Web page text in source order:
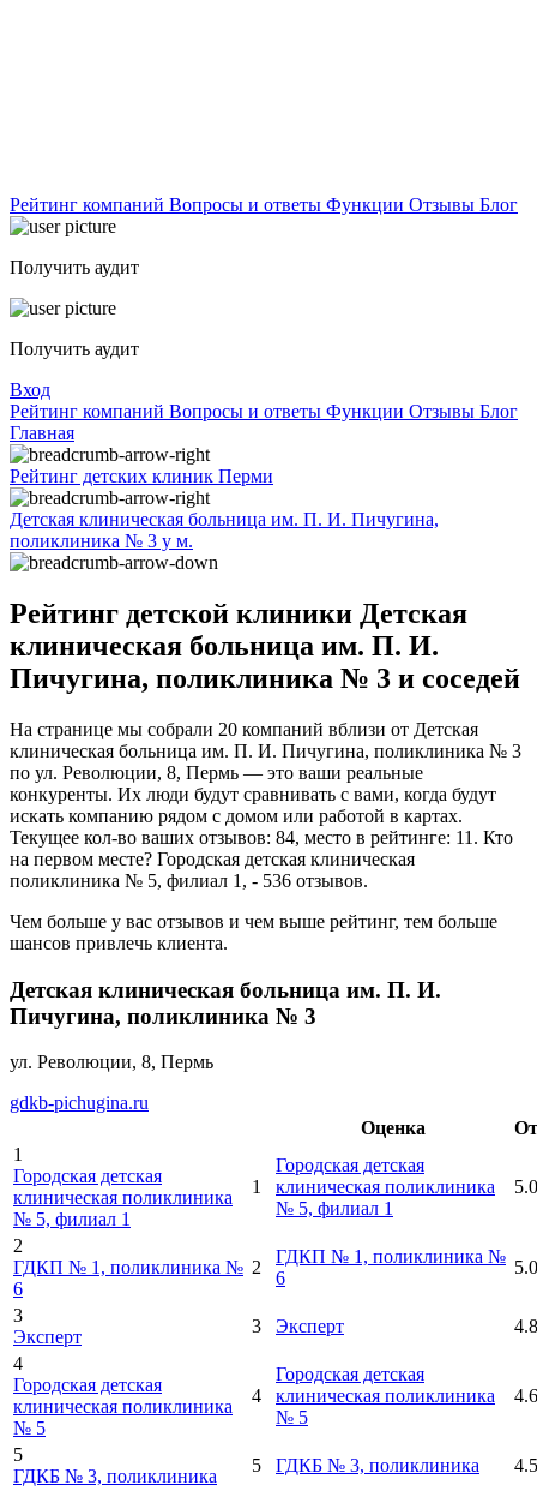
Рейтинг компаний Вопросы и ответы Функции Отзывы Блог
Получить аудит
Получить аудит
Вход
Рейтинг компаний Вопросы и ответы Функции Отзывы Блог
Главная
Рейтинг детских клиник Перми
Детская клиническая больница им. П. И. Пичугина,
поликлиника № 3 у м.
Рейтинг детской клиники Детская
клиническая больница им. П. И.
Пичугина, поликлиника № 3 и соседей
На странице мы собрали 20 компаний вблизи от Детская
клиническая больница им. П. И. Пичугина, поликлиника № 3
по ул. Революции, 8, Пермь — это ваши реальные
конкуренты. Их люди будут сравнивать с вами, когда будут
искать компанию рядом с домом или работой в картах.
Текущее кол-во ваших отзывов: 84, место в рейтинге: 11. Кто
на первом месте? Городская детская клиническая
поликлиника № 5, филиал 1, - 536 отзывов.
Чем больше у вас отзывов и чем выше рейтинг, тем больше
шансов привлечь клиента.
Детская клиническая больница им. П. И.
Пичугина, поликлиника № 3
ул. Революции, 8, Пермь
gdkb-pichugina.ru
Оценка
1
Городская детская
клиническая поликлиника
№ 5, филиал 1
1
Городская детская
клиническая поликлиника
№ 5, филиал 1
5.0
2
ГДКП № 1, поликлиника №
6
2
ГДКП № 1, поликлиника №
6
5.0
3
Эксперт
3 Эксперт
4.8
4
Городская детская
клиническая поликлиника
№ 5
4
Городская детская
клиническая поликлиника
№ 5
4.6
5
ГДКБ № 3, поликлиника
5 ГДКБ № 3, поликлиника
4.5